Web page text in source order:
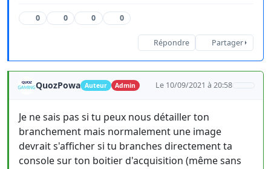
0 0 0 0
Répondre Partager
QuozPowa Auteur Admin Le 10/09/2021 à 20:58
Je ne sais pas si tu peux nous détailler ton
branchement mais normalement une image
devrait s'afficher si tu branches directement ta
console sur ton boitier d'acquisition (même sans